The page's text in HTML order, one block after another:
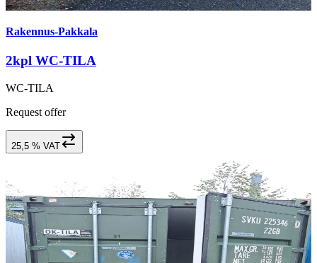
Rakennus-Pakkala
2kpl WC-TILA
WC-TILA
Request offer
25,5 % VAT